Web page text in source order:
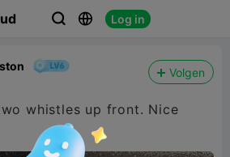
  Log in
Volgen
whistles up front. Nice